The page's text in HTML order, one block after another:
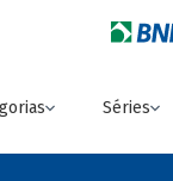
Séries